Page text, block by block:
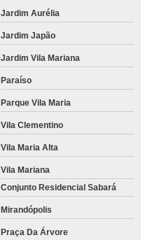
Jardim Aurélia
Jardim Japão
Jardim Vila Mariana
Paraíso
Parque Vila Maria
Vila Clementino
Vila Maria Alta
Vila Mariana
Conjunto Residencial Sabará
Mirandópolis
Praça Da Árvore